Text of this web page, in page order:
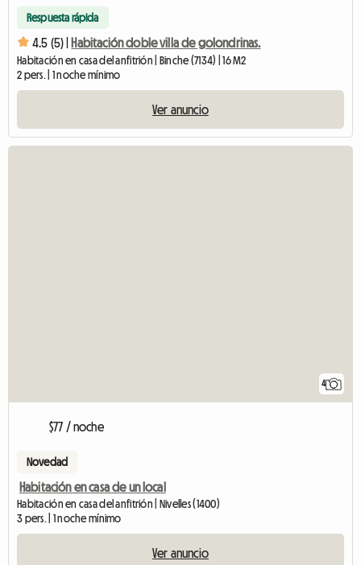
Respuesta rápida
4.5 (5) | Habitación doble villa de golondrinas.
Habitación en casa del anfitrión | Binche (7134) | 16 M2
2 pers. | 1 noche mínimo
Ver anuncio
4
$77 / noche
Novedad
Habitación en casa de un local
Habitación en casa del anfitrión | Nivelles (1400)
3 pers. | 1 noche mínimo
Ver anuncio